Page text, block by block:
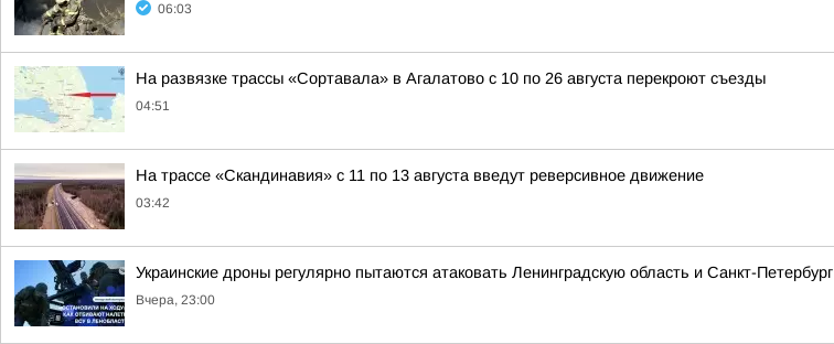
06:03
На развязке трассы «Сортавала» в Агалатово с 10 по 26 августа перекроют съезды
04:51
На трассе «Скандинавия» с 11 по 13 августа введут реверсивное движение
03:42
Украинские дроны регулярно пытаются атаковать Ленинградскую область и Санкт-Петербург
Вчера, 23:00